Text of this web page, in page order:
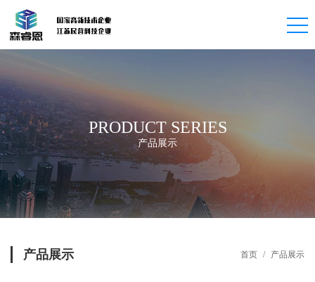
PRODUCT SERIES
产品展示
产品展示 首页 / 产品展示